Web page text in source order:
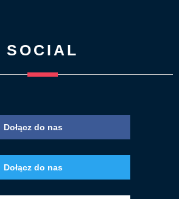
SOCIAL
Dołącz do nas
Dołącz do nas